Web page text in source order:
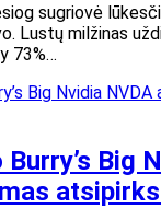
sugriovė
Lustų milžinas
73%…
Big